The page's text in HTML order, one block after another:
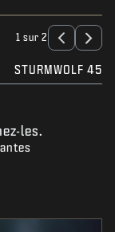
1 sur 2
STURMWOLF 45
les.